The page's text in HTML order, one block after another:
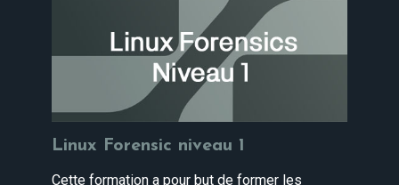
Linux Forensic niveau 1
Cette formation a pour but de former les